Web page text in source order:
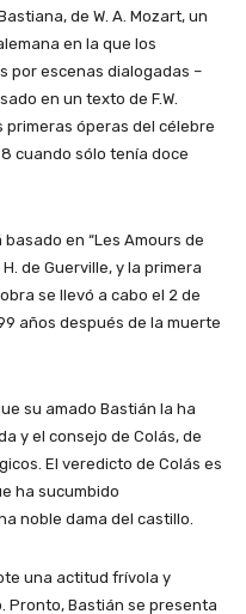
de W. A. Mozart, un
en la que los
por escenas dialogadas –
en un texto de F.W.
primeras óperas del célebre
cuando sólo tenía doce
en “Les Amours de
de Guerville, y la primera
se llevó a cabo el 2 de
años después de la muerte
su amado Bastián la ha
y el consejo de Colás, de
El veredicto de Colás es
ha sucumbido
noble dama del castillo.
una actitud frívola y
Pronto, Bastián se presenta